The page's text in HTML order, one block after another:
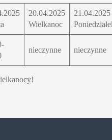
20.04.2025
Wielkanoc
21.04.2025
nieczynne nieczynne